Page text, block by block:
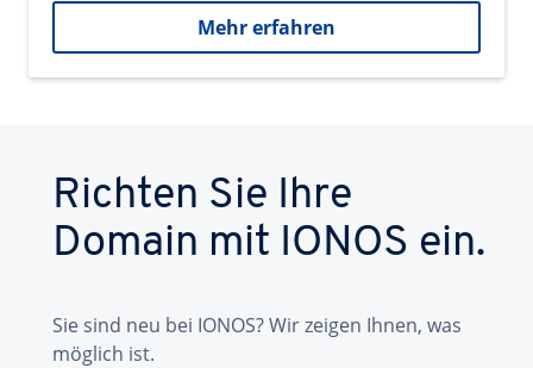
Mehr erfahren
Richten Sie Ihre
Domain mit IONOS ein.
Sie sind neu bei IONOS? Wir zeigen Ihnen, was
möglich ist.